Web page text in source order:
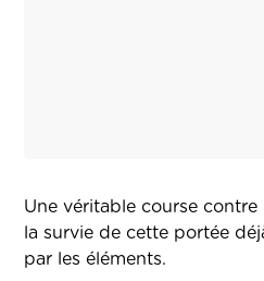
Une véritable course
la survie de cette portée
par les éléments.